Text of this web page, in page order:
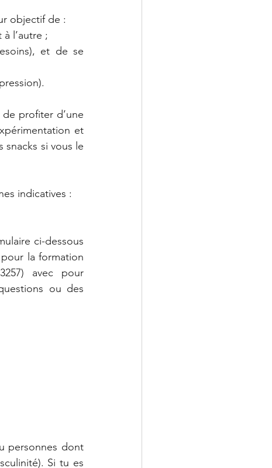
objectif de :
l’autre ;
et de se
de profiter d’une
et
snacks si vous le
indicatives :
ci-dessous
la formation
avec pour
ou des
personnes dont
Si tu es